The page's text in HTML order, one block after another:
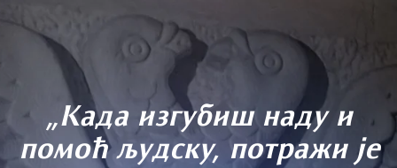
„Када изгубиш наду и
помоћ људску, потражи је